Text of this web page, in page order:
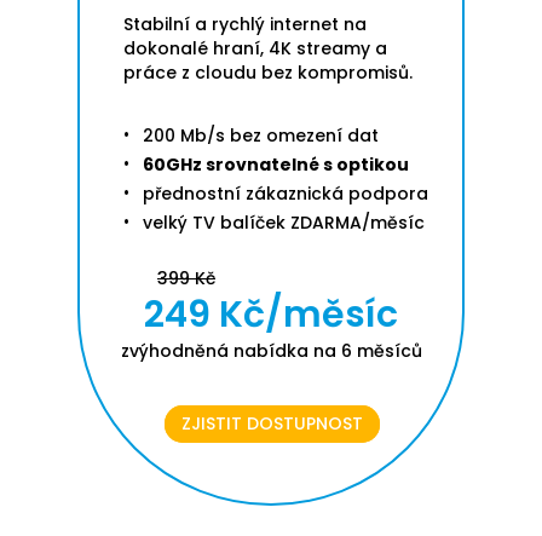
Stabilní a rychlý internet na
dokonalé hraní, 4K streamy a
práce z cloudu bez kompromisů.
200 Mb/s bez omezení dat
60GHz srovnatelné s optikou
přednostní zákaznická podpora
velký TV balíček ZDARMA/měsíc
399 Kč
249 Kč/měsíc
zvýhodněná nabídka na 6 měsíců
ZJISTIT DOSTUPNOST